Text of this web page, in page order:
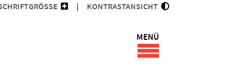
KONTRASTANSICHT
MENÜ